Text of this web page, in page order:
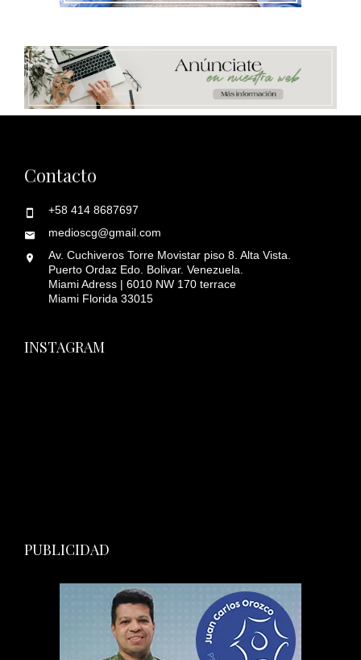
Contacto
+58 414 8687697
medioscg@gmail.com
Av. Cuchiveros Torre Movistar piso 8. Alta Vista.
Puerto Ordaz Edo. Bolivar. Venezuela.
Miami Adress | 6010 NW 170 terrace
Miami Florida 33015
INSTAGRAM
PUBLICIDAD